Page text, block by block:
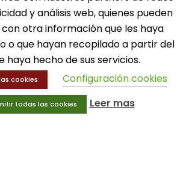
educación física
y análisis web, quienes pueden
otra información que les haya
o que hayan recopilado a partir del
haya hecho de sus servicios.
cookies Configuración cookies
todas las cookies Leer mas